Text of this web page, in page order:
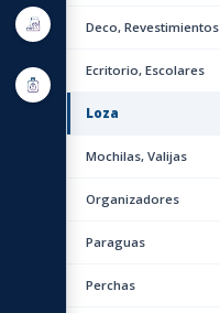
Deco, Revestimientos
Ecritorio, Escolares
Loza
Mochilas, Valijas
Organizadores
Paraguas
Perchas